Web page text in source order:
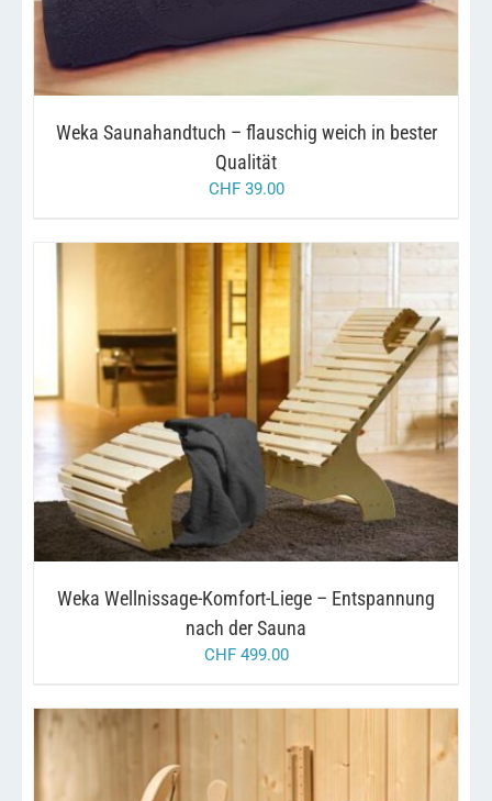
VARIANTEN
AUF.
KÖNNEN
DER
WERDEN
Weka Saunahandtuch – flauschig weich in bester
Qualität
CHF39.00
IN DEN WARENKORB / DETAILS
Weka Wellnissage-Komfort-Liege – Entspannung
nach der Sauna
CHF499.00